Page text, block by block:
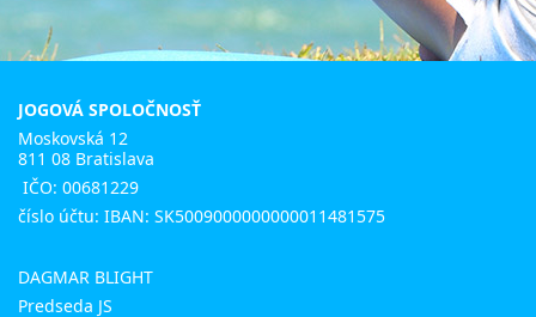
JOGOVÁ SPOLOČNOSŤ
Moskovská 12
811 08 Bratislava
IČO: 00681229
číslo účtu: IBAN: SK5009000000000011481575
DAGMAR BLIGHT
Predseda JS